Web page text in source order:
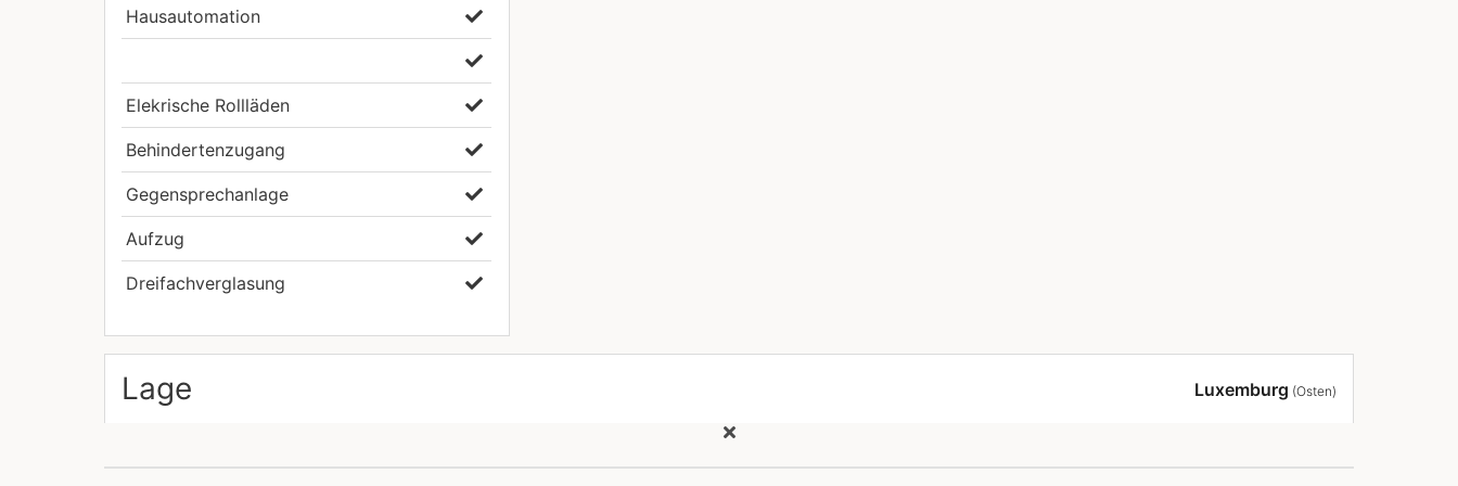
Hausautomation
Elekrische Rollläden
Behindertenzugang
Gegensprechanlage
Aufzug
Dreifachverglasung
Lage Luxemburg (Osten)